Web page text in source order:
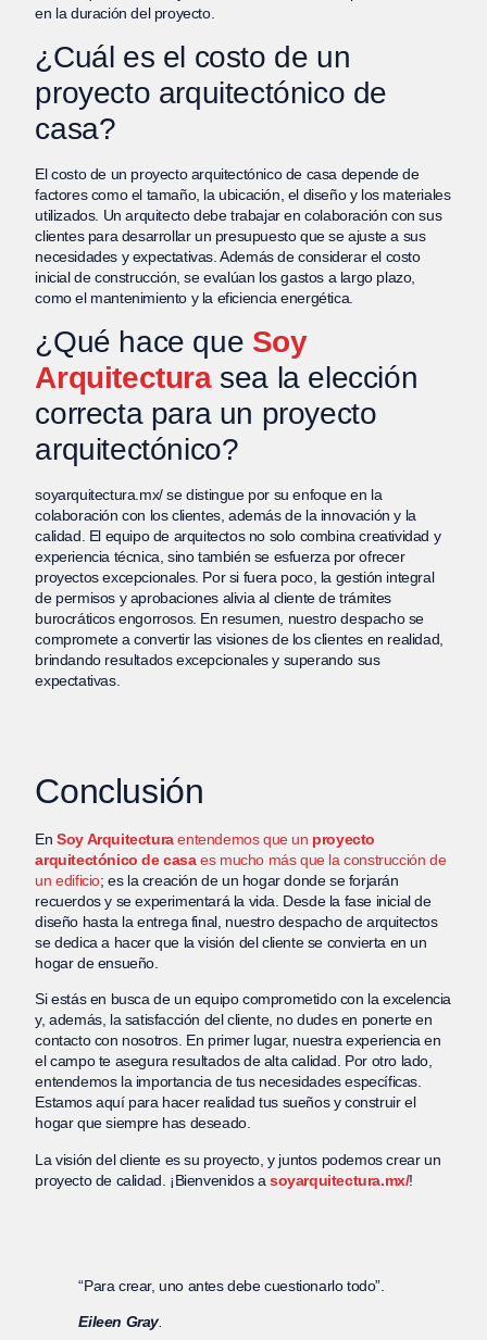
en la duración del proyecto.
¿Cuál es el costo de un
proyecto arquitectónico de
casa?
El costo de un proyecto arquitectónico de casa depende de
factores como el tamaño, la ubicación, el diseño y los materiales
utilizados. Un arquitecto debe trabajar en colaboración con sus
clientes para desarrollar un presupuesto que se ajuste a sus
necesidades y expectativas. Además de considerar el costo
inicial de construcción, se evalúan los gastos a largo plazo,
como el mantenimiento y la eficiencia energética.
¿Qué hace que Soy
Arquitecturasea la elección
correcta para un proyecto
arquitectónico?
soyarquitectura.mx/ se distingue por su enfoque en la
colaboración con los clientes, además de la innovación y la
calidad. El equipo de arquitectos no solo combina creatividad y
experiencia técnica, sino también se esfuerza por ofrecer
proyectos excepcionales. Por si fuera poco, la gestión integral
de permisos y aprobaciones alivia al cliente de trámites
burocráticos engorrosos. En resumen, nuestro despacho se
compromete a convertir las visiones de los clientes en realidad,
brindando resultados excepcionales y superando sus
expectativas.
Conclusión
EnSoy Arquitecturaentendemos que un proyecto
arquitectónico de casaes mucho más que la construcción de
un edificio; es la creación de un hogar donde se forjarán
recuerdos y se experimentará la vida. Desde la fase inicial de
diseño hasta la entrega final, nuestro despacho de arquitectos
se dedica a hacer que la visión del cliente se convierta en un
hogar de ensueño.
Si estás en busca de un equipo comprometido con la excelencia
y, además, la satisfacción del cliente, no dudes en ponerte en
contacto con nosotros. En primer lugar, nuestra experiencia en
el campo te asegura resultados de alta calidad. Por otro lado,
entendemos la importancia de tus necesidades específicas.
Estamos aquí para hacer realidad tus sueños y construir el
hogar que siempre has deseado.
La visión del cliente es su proyecto, y juntos podemos crear un
proyecto de calidad. ¡Bienvenidos a soyarquitectura.mx/!
“Para crear, uno antes debe cuestionarlo todo”.
Eileen Gray.